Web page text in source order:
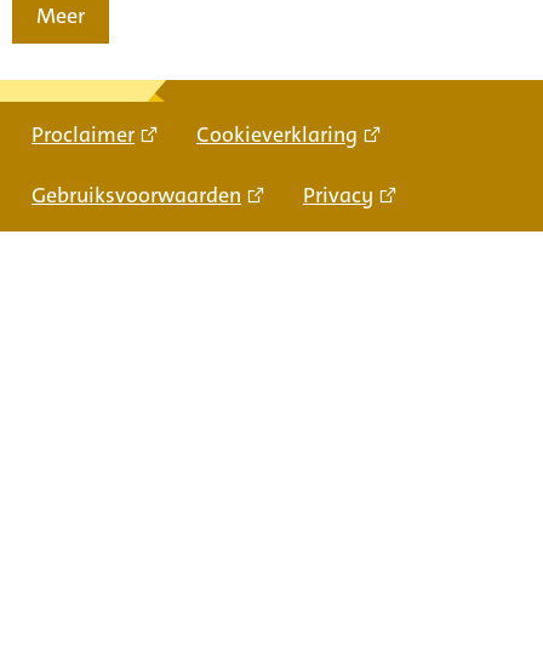
Meer
Proclaimer Cookieverklaring
Gebruiksvoorwaarden Privacy